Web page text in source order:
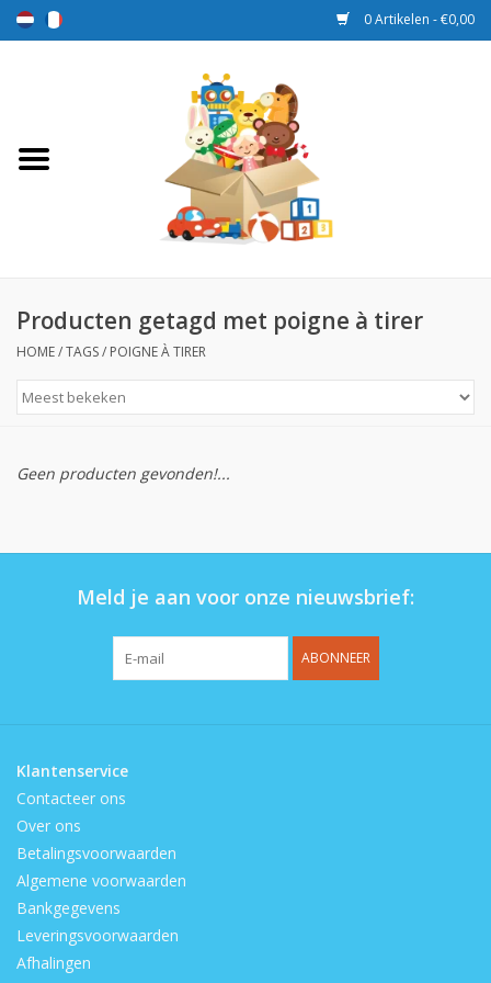
0 Artikelen - €0,00
Speelgoed
Beloningsdozen
Nieuw
Prijs
Producten getagd met poigne à tirer
HOME/TAGS/ POIGNE À TIRER
Geen producten gevonden!...
Meld je aan voor onze nieuwsbrief:
ABONNEER
Klantenservice
Contacteer ons
Over ons
Betalingsvoorwaarden
Algemene voorwaarden
Bankgegevens
Leveringsvoorwaarden
Afhalingen